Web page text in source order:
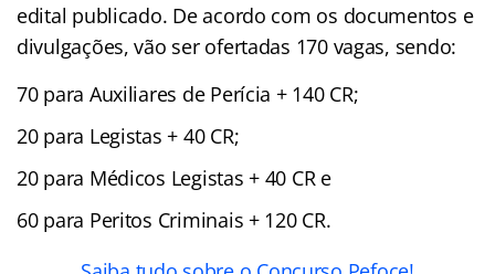
edital publicado. De acordo com os documentos e
divulgações, vão ser ofertadas 170 vagas, sendo:
70 para Auxiliares de Perícia + 140 CR;
20 para Legistas + 40 CR;
20 para Médicos Legistas + 40 CR e
60 para Peritos Criminais + 120 CR.